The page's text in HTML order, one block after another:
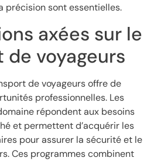
précision sont essentielles.
axées sur le
voyageurs
de voyageurs offre de
professionnelles. Les
répondent aux besoins
et permettent d’acquérir les
pour assurer la sécurité et le
Ces programmes combinent